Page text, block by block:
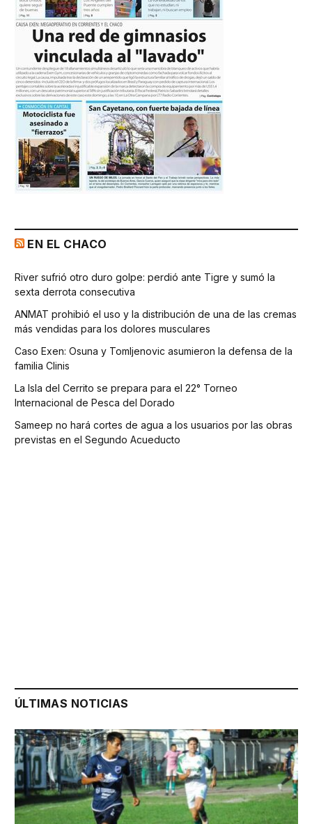
EN EL CHACO
River sufrió otro duro golpe: perdió ante Tigre y sumó la
sexta derrota consecutiva
ANMAT prohibió el uso y la distribución de una de las cremas
más vendidas para los dolores musculares
Caso Exen: Osuna y Tomljenovic asumieron la defensa de la
familia Clinis
La Isla del Cerrito se prepara para el 22° Torneo
Internacional de Pesca del Dorado
Sameep no hará cortes de agua a los usuarios por las obras
previstas en el Segundo Acueducto
ÚLTIMAS NOTICIAS